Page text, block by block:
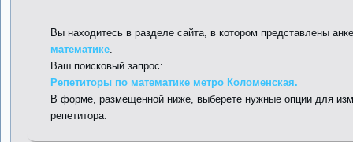
Вы находитесь в разделе сайта, в котором представлены
математике.
Ваш поисковый запрос:
Репетиторы по математике метро Коломенская.
В форме, размещенной ниже, выберете нужные опции для
репетитора.